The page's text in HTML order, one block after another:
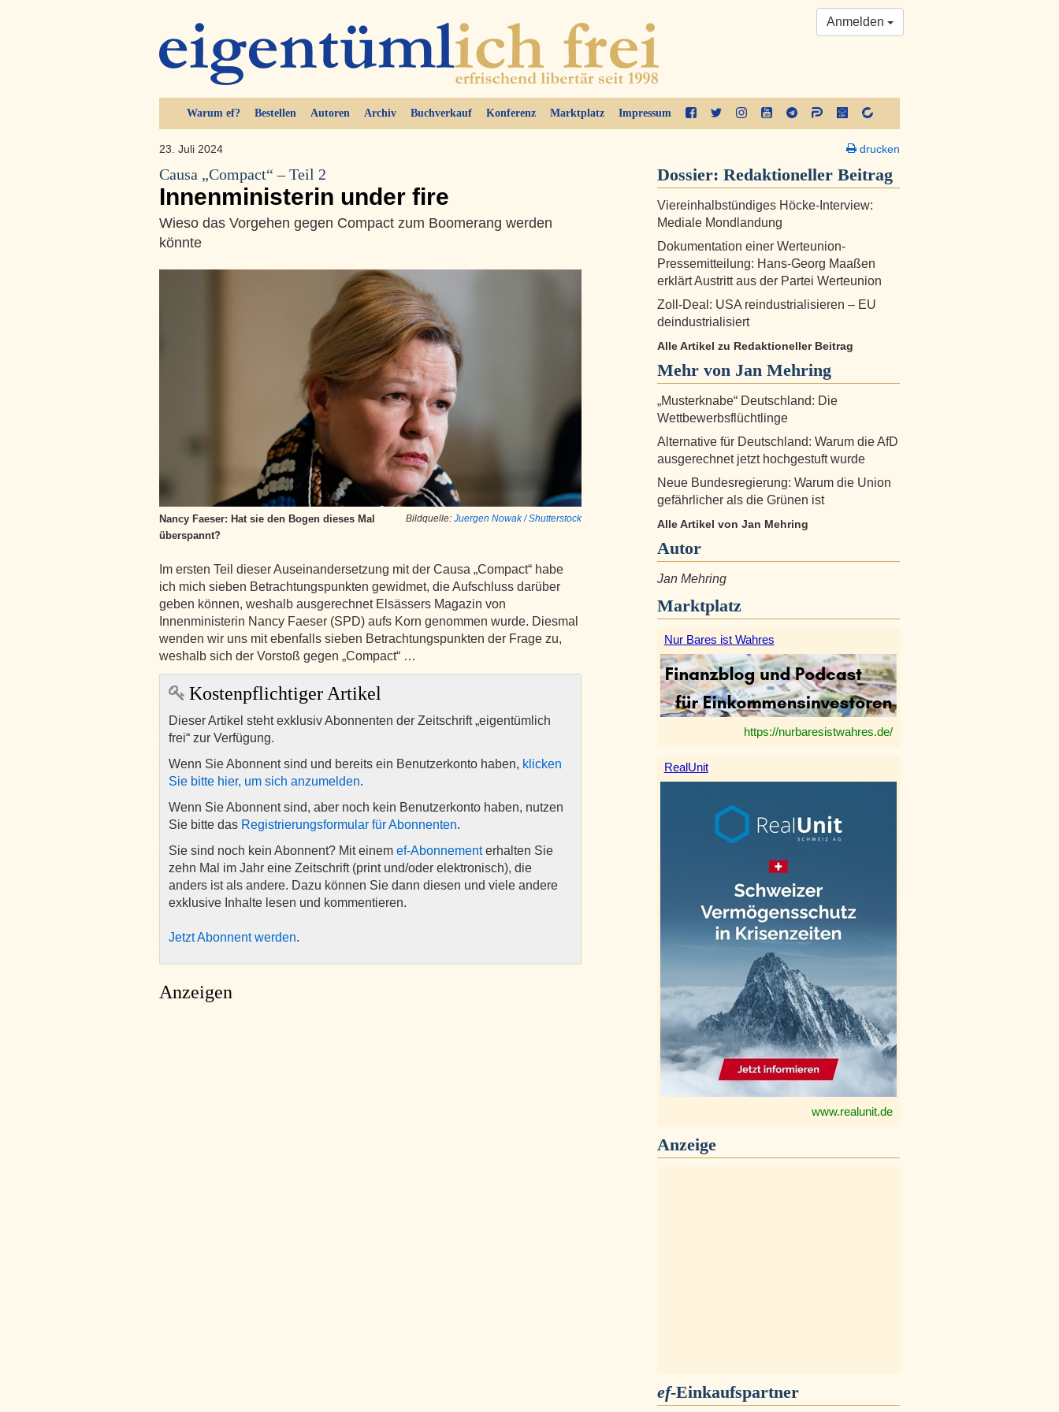
Warum ef? Bestellen Autoren Archiv Buchverkauf Konferenz Marktplatz Impressum
Anmelden
23. Juli 2024
Causa „Compact“ – Teil 2
Innenministerin under fire
Wieso das Vorgehen gegen Compact zum Boomerang werden
könnte
Bildquelle: Juergen Nowak / Shutterstock
Nancy Faeser: Hat sie den Bogen dieses Mal
überspannt?
Im ersten Teil dieser Auseinandersetzung mit der Causa „Compact“ habe
ich mich sieben Betrachtungspunkten gewidmet, die Aufschluss darüber
geben können, weshalb ausgerechnet Elsässers Magazin von
Innenministerin Nancy Faeser (SPD) aufs Korn genommen wurde. Diesmal
wenden wir uns mit ebenfalls sieben Betrachtungspunkten der Frage zu,
weshalb sich der Vorstoß gegen „Compact“ …
Kostenpflichtiger Artikel
Dieser Artikel steht exklusiv Abonnenten der Zeitschrift „eigentümlich
frei“ zur Verfügung.
Wenn Sie Abonnent sind und bereits ein Benutzerkonto haben, klicken
Sie bitte hier, um sich anzumelden.
Wenn Sie Abonnent sind, aber noch kein Benutzerkonto haben, nutzen
Sie bitte das Registrierungsformular für Abonnenten.
Sie sind noch kein Abonnent? Mit einem ef-Abonnementerhalten Sie
zehn Mal im Jahr eine Zeitschrift (print und/oder elektronisch), die
anders ist als andere. Dazu können Sie dann diesen und viele andere
exklusive Inhalte lesen und kommentieren.
Jetzt Abonnent werden.
Anzeigen
drucken
Dossier: Redaktioneller Beitrag
Viereinhalbstündiges Höcke-Interview:
Mediale Mondlandung
Dokumentation einer Werteunion-
Pressemitteilung: Hans-Georg Maaßen
erklärt Austritt aus der Partei Werteunion
Zoll-Deal: USA reindustrialisieren – EU
deindustrialisiert
Alle Artikel zu Redaktioneller Beitrag
Mehr von Jan Mehring
„Musterknabe“ Deutschland: Die
Wettbewerbsflüchtlinge
Alternative für Deutschland: Warum die AfD
ausgerechnet jetzt hochgestuft wurde
Neue Bundesregierung: Warum die Union
gefährlicher als die Grünen ist
Alle Artikel von Jan Mehring
Autor
Jan Mehring
Marktplatz
Nur Bares ist Wahres
https://nurbaresistwahres.de/
RealUnit
www.realunit.de
Anzeige
ef-Einkaufspartner